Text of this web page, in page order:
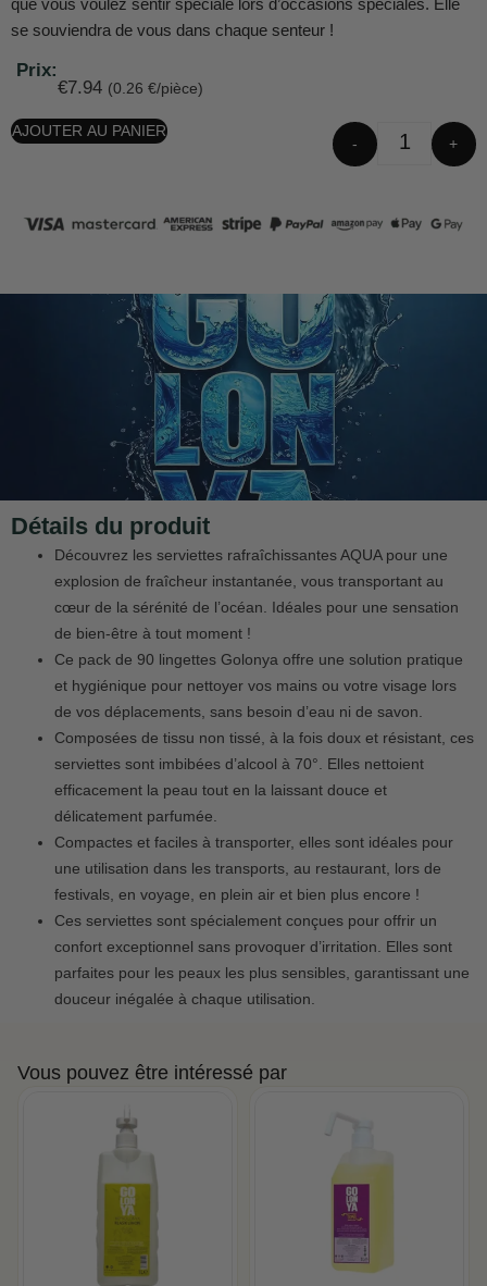
se souviendra de vous dans chaque senteur !
Prix:
€7.94 (0.26 €/pièce)
- +
AJOUTER AU PANIER
Détails du produit
Découvrez les serviettes rafraîchissantes AQUA pour une
explosion de fraîcheur instantanée, vous transportant au
cœur de la sérénité de l’océan. Idéales pour une sensation
de bien-être à tout moment !
Ce pack de 90 lingettes Golonya offre une solution pratique
et hygiénique pour nettoyer vos mains ou votre visage lors
de vos déplacements, sans besoin d’eau ni de savon.
Composées de tissu non tissé, à la fois doux et résistant, ces
serviettes sont imbibées d’alcool à 70°. Elles nettoient
efficacement la peau tout en la laissant douce et
délicatement parfumée.
Compactes et faciles à transporter, elles sont idéales pour
une utilisation dans les transports, au restaurant, lors de
festivals, en voyage, en plein air et bien plus encore !
Ces serviettes sont spécialement conçues pour offrir un
confort exceptionnel sans provoquer d’irritation. Elles sont
parfaites pour les peaux les plus sensibles, garantissant une
douceur inégalée à chaque utilisation.
Vous pouvez être intéressé par